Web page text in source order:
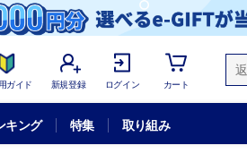
ガイド 新規登録 ログイン カート
キング 特集 取り組み